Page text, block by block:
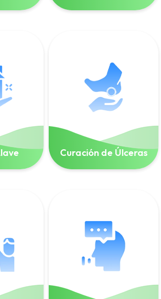
Curación de Úlceras